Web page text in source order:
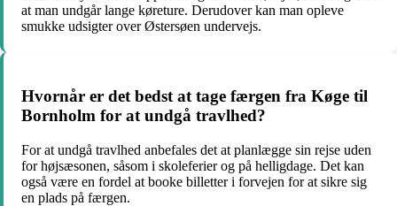
at man undgår lange køreture. Derudover kan man opleve
smukke udsigter over Østersøen undervejs.
Hvornår er det bedst at tage færgen fra Køge til
Bornholm for at undgå travlhed?
For at undgå travlhed anbefales det at planlægge sin rejse uden
for højsæsonen, såsom i skoleferier og på helligdage. Det kan
også være en fordel at booke billetter i forvejen for at sikre sig
en plads på færgen.